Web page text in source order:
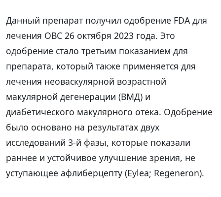
Данный препарат получил одобрение FDA для
лечения ОВС 26 октября 2023 года. Это
одобрение стало третьим показанием для
препарата, который также применяется для
лечения неоваскулярной возрастной
макулярной дегенерации (ВМД) и
диабетического макулярного отека. Одобрение
было основано на результатах двух
исследований 3-й фазы, которые показали
раннее и устойчивое улучшение зрения, не
уступающее афлиберцепту (Eylea; Regeneron).